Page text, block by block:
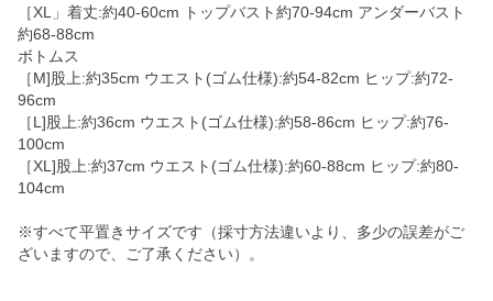
［XL」着丈:約40-60cm トップバスト約70-94cm アンダーバスト
約68-88cm
ボトムス
［M]股上:約35cm ウエスト(ゴム仕様):約54-82cm ヒップ:約72-
96cm
［L]股上:約36cm ウエスト(ゴム仕様):約58-86cm ヒップ:約76-
100cm
［XL]股上:約37cm ウエスト(ゴム仕様):約60-88cm ヒップ:約80-
104cm
※すべて平置きサイズです（採寸方法違いより、多少の誤差がご
ざいますので、ご了承ください）。